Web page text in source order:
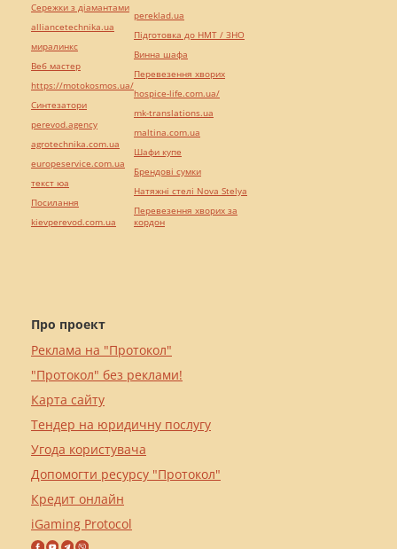
Про проект
Реклама на "Протокол"
"Протокол" без реклами!
Карта сайту
Тендер на юридичну послугу
Угода користувача
Допомогти ресурсу "Протокол"
Кредит онлайн
iGaming Protocol
Сережки з діамантами
alliancetechnika.ua
миралинкс
Веб мастер
https://motokosmos.ua/
Синтезатори
perevod.agency
agrotechnika.com.ua
europeservice.com.ua
текст юа
Посилання
kievperevod.com.ua
pereklad.ua
Підготовка до НМТ / ЗНО
Винна шафа
Перевезення хворих
hospice-life.com.ua/
mk-translations.ua
maltina.com.ua
Шафи купе
Брендові сумки
Натяжні стелі Nova Stelya
Перевезення хворих за
кордон